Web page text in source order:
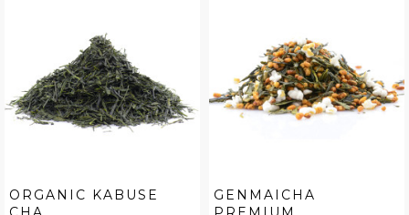
ORGANIC KABUSE
GENMAICHA